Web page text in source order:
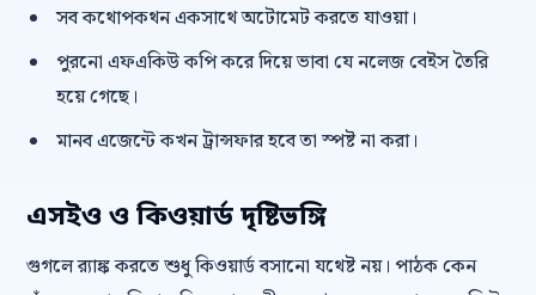
সব কথোপকথন একসাথে অটোমেট করতে যাওয়া।
পুরনো এফএকিউ কপি করে দিয়ে ভাবা যে নলেজ বেইস তৈরি
হয়ে গেছে।
মানব এজেন্টে কখন ট্রান্সফার হবে তা স্পষ্ট না করা।
এসইও ও কিওয়ার্ড দৃষ্টিভঙ্গি
গুগলে র‍্যাঙ্ক করতে শুধু কিওয়ার্ড বসানো যথেষ্ট নয়। পাঠক কেন